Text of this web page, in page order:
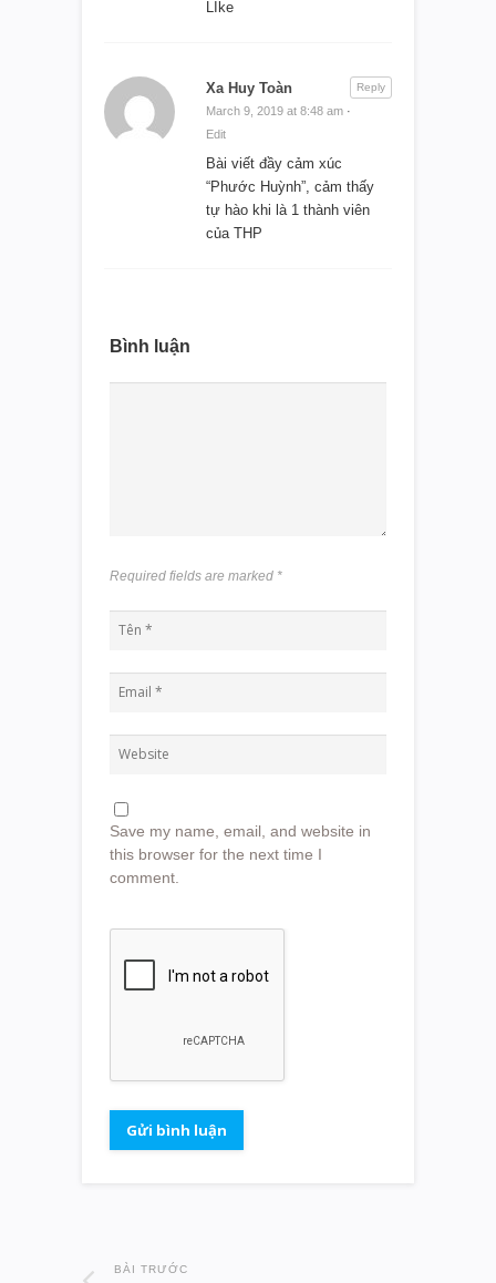
LIke
Xa Huy Toàn
March 9, 2019 at 8:48 am ·
Edit
Bài viết đầy cảm xúc
“Phước Huỳnh”, cảm thấy
tự hào khi là 1 thành viên
của THP
Reply
Bình luận
Required fields are marked *
Save my name, email, and website in
this browser for the next time I
comment.
BÀI TRƯỚC